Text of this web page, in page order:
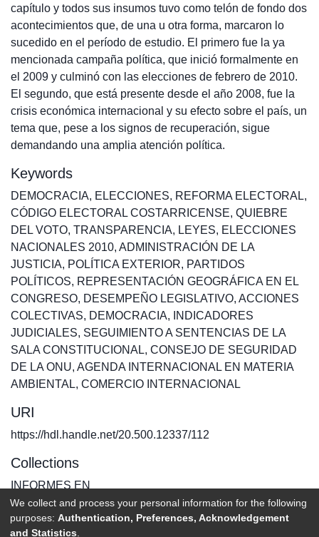
capítulo y todos sus insumos tuvo como telón de fondo dos
acontecimientos que, de una u otra forma, marcaron lo
sucedido en el período de estudio. El primero fue la ya
mencionada campaña política, que inició formalmente en
el 2009 y culminó con las elecciones de febrero de 2010.
El segundo, que está presente desde el año 2008, fue la
crisis económica internacional y su efecto sobre el país, un
tema que, pese a los signos de recuperación, sigue
demandando una amplia atención política.
Keywords
DEMOCRACIA, ELECCIONES, REFORMA ELECTORAL,
CÓDIGO ELECTORAL COSTARRICENSE, QUIEBRE
DEL VOTO, TRANSPARENCIA, LEYES, ELECCIONES
NACIONALES 2010, ADMINISTRACIÓN DE LA
JUSTICIA, POLÍTICA EXTERIOR, PARTIDOS
POLÍTICOS, REPRESENTACIÓN GEOGRÁFICA EN EL
CONGRESO, DESEMPEÑO LEGISLATIVO, ACCIONES
COLECTIVAS, DEMOCRACIA,
INDICADORES
JUDICIALES, SEGUIMIENTO A SENTENCIAS DE LA
SALA CONSTITUCIONAL, CONSEJO DE SEGURIDAD
DE LA ONU, AGENDA INTERNACIONAL EN MATERIA
AMBIENTAL, COMERCIO INTERNACIONAL
URI
https://hdl.handle.net/20.500.12337/112
Collections
INFORMES EN
Full item page
We collect and process your personal information for the following
purposes: Authentication, Preferences, Acknowledgement
and Statistics